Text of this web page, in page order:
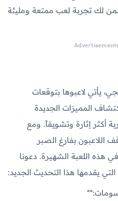
لك تجربة لعب ممتعة ومليئة
يأتي لاعبوها بتوقعات
المميزات الجديدة
أكثر إثارة وتشويقاً. ومع
ببجي 3.2، يتوقف اللاعبون بفارغ الصبر
اللعبة الشهيرة. دعونا
يقدمها هذا التحديث الجديد: